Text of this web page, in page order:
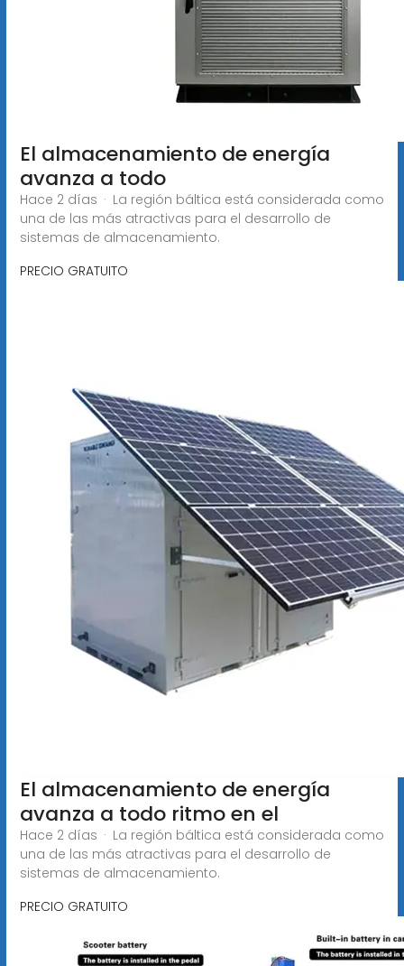
El almacenamiento de energía
avanza a todo
Hace 2 días · La región báltica está considerada como
una de las más atractivas para el desarrollo de
sistemas de almacenamiento.
PRECIO GRATUITO
El almacenamiento de energía
avanza a todo ritmo en el
Hace 2 días · La región báltica está considerada como
una de las más atractivas para el desarrollo de
sistemas de almacenamiento.
PRECIO GRATUITO